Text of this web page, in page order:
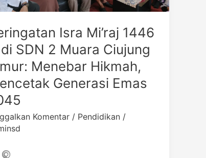
Isra Mi’raj 1446
SDN 2 Muara Ciujung
Menebar Hikmah,
Generasi Emas
Komentar / Pendidikan /